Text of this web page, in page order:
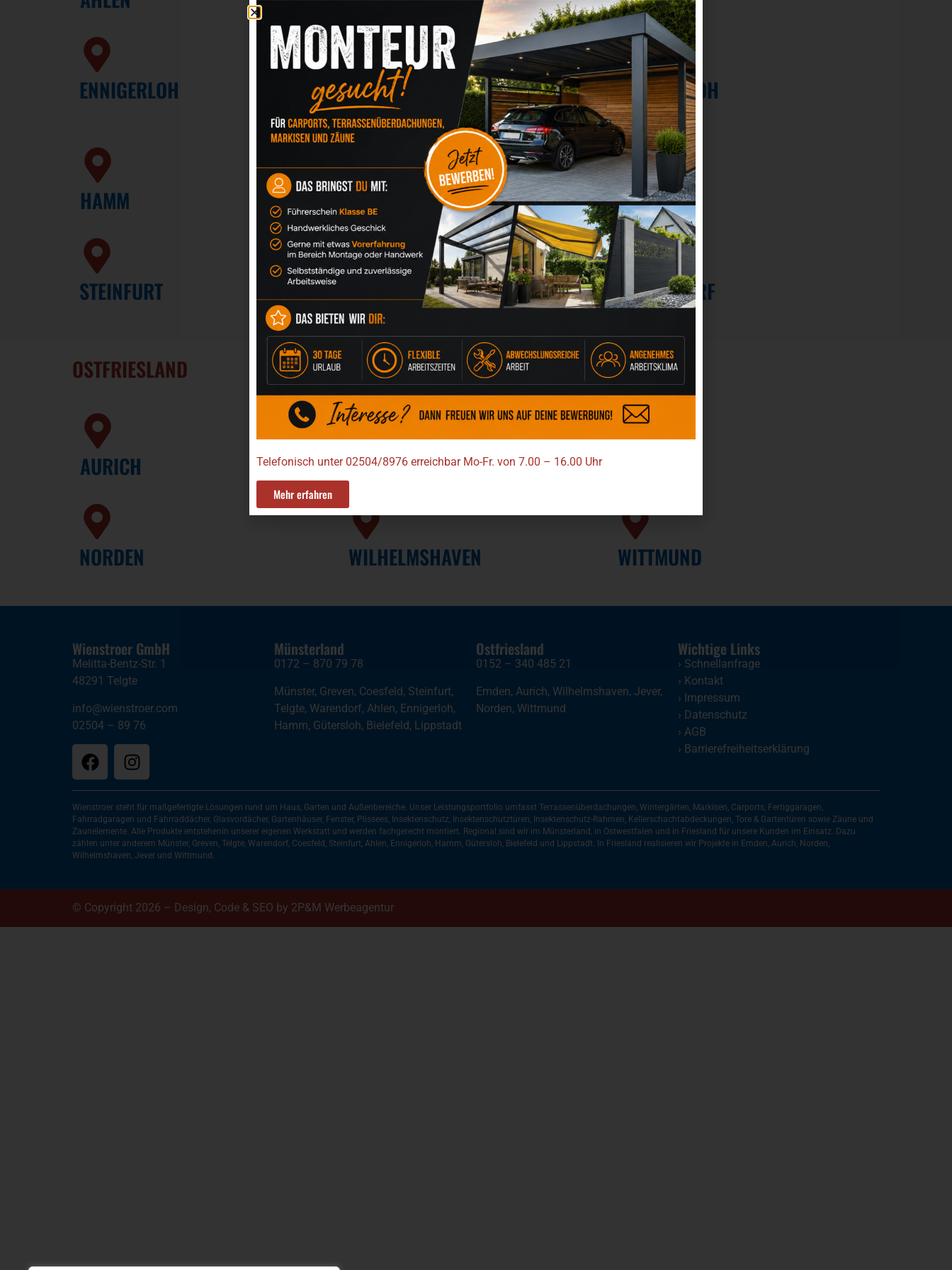
ENNIGERLOH GREVEN GUETERSLOH
HAMM LIPPSTADT MÜNSTER
STEINFURT WARENDORF
OSTFRIESLAND
AURICH EMDEN
NORDEN WILHELMSHAVEN WITTMUND
Wienstroer GmbH
Melitta-Bentz-Str. 1
48291 Telgte
info@wienstroer.com
02504 – 89 76
Münsterland
0172 – 870 79 78
Münster, Greven, Coesfeld, Steinfurt,
Telgte, Warendorf, Ahlen, Ennigerloh,
Hamm, Gütersloh, Bielefeld, Lippstadt
Ostfriesland
0152 – 340 485 21
Emden, Aurich, Wilhelmshaven, Jever,
Norden, Wittmund
Wichtige Links
› Schnellanfrage
› Kontakt
› Impressum
› Datenschutz
› AGB
› Barrierefreiheitserklärung
Wienstroer steht für maßgefertigte Lösungen rund um Haus, Garten und Außenbereiche. Unser Leistungsportfolio umfasst Terrassenüberdachungen, Wintergärten, Markisen, Carports, Fertiggaragen,
Fahrradgaragen und Fahrraddächer, Glasvordächer, Gartenhäuser, Fenster, Plissees, Insektenschutz, Insektenschutztüren, Insektenschutz-Rahmen, Kellerschachtabdeckungen, Tore & Gartentüren sowie Zäune und
Zaunelemente. Alle Produkte entstehenin unserer eigenen Werkstatt und werden fachgerecht montiert. Regional sind wir im Münsterland, in Ostwestfalen und in Friesland für unsere Kunden im Einsatz. Dazu
zählen unter anderem Münster, Greven, Telgte, Warendorf, Coesfeld, Steinfurt, Ahlen, Ennigerloh, Hamm, Gütersloh, Bielefeld und Lippstadt. In Friesland realisieren wir Projekte in Emden, Aurich, Norden,
Wilhelmshaven, Jever und Wittmund.
© Copyright 2026 – Design, Code & SEO by 2P&M Werbeagentur
Telefonisch unter 02504/8976 erreichbar Mo-Fr. von 7.00 – 16.00 Uhr
Mehr erfahren